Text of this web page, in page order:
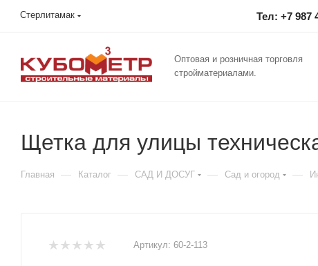
Стерлитамак Тел: +7 987
Оптовая и розничная торговля
стройматериалами.
Щетка для улицы
Главная — Каталог — САД И ДОСУГ — Сад и огород —
Артикул: 60-2-113